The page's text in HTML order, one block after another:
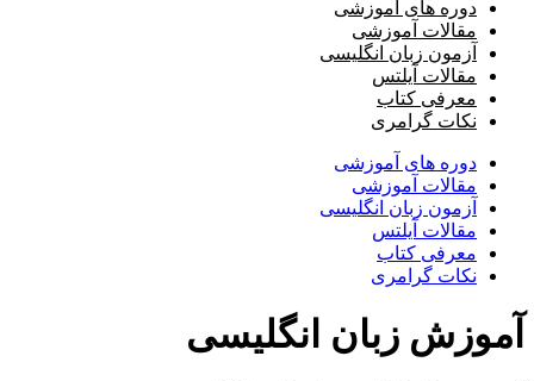
دوره های آموزشی
مقالات آموزشی
آزمون زبان انگلیسی
مقالات آیلتس
معرفی کتاب
نکات گرامری
دوره های آموزشی
مقالات آموزشی
آزمون زبان انگلیسی
مقالات آیلتس
معرفی کتاب
نکات گرامری
آموزش زبان انگلیسی